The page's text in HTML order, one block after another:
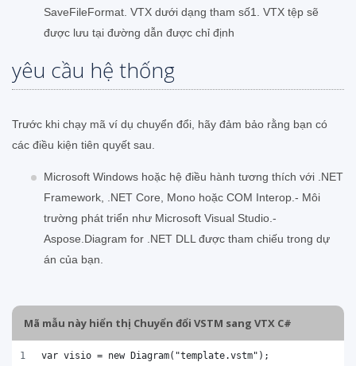
SaveFileFormat. VTX dưới dạng tham số1. VTX tệp sẽ
được lưu tại đường dẫn được chỉ định
yêu cầu hệ thống
Trước khi chạy mã ví dụ chuyển đổi, hãy đảm bảo rằng bạn có
các điều kiện tiên quyết sau.
Microsoft Windows hoặc hệ điều hành tương thích với .NET
Framework, .NET Core, Mono hoặc COM Interop.- Môi
trường phát triển như Microsoft Visual Studio.-
Aspose.Diagram for .NET DLL được tham chiếu trong dự
án của bạn.
Mã mẫu này hiển thị Chuyển đổi VSTM sang VTX C#
var visio = new Diagram("template.vstm");